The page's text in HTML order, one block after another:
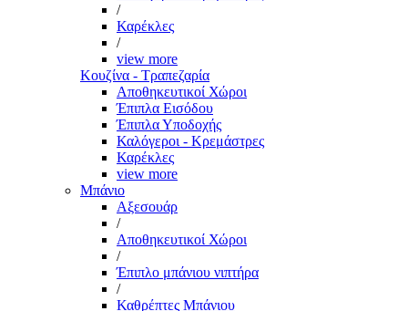
/
Καρέκλες
/
view more
Κουζίνα - Τραπεζαρία
Αποθηκευτικοί Χώροι
Έπιπλα Εισόδου
Έπιπλα Υποδοχής
Καλόγεροι - Κρεμάστρες
Καρέκλες
view more
Μπάνιο
Αξεσουάρ
/
Αποθηκευτικοί Χώροι
/
Έπιπλο μπάνιου νιπτήρα
/
Καθρέπτες Μπάνιου